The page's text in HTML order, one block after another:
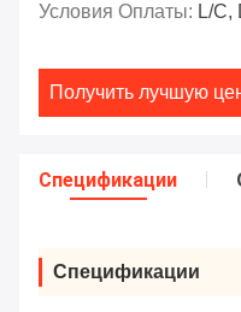
Условия Оплаты: L/C,
Получить лучшую
Спецификации
Спецификации